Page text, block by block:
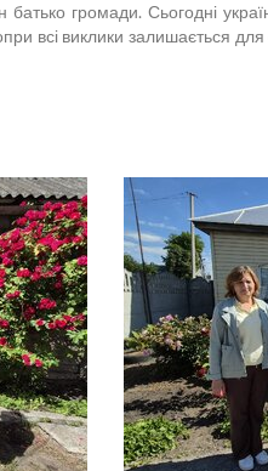
громади. Сьогодні
всі виклики залишається